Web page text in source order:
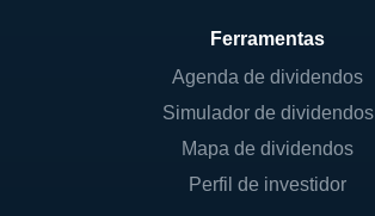
Ferramentas
Agenda de dividendos
Simulador de dividendos
Mapa de dividendos
Perfil de investidor